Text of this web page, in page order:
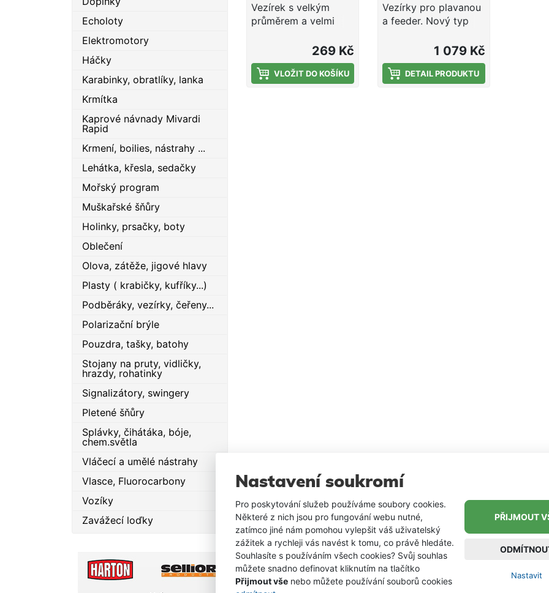
Nastavení soukromí
Pro poskytování služeb používáme soubory cookies.
Některé z nich jsou pro fungování webu nutné,
zatímco jiné nám pomohou vylepšit váš uživatelský
zážitek a rychleji vás navést k tomu, co právě hledáte.
Souhlasíte s používáním všech cookies? Svůj souhlas
můžete snadno definovat kliknutím na tlačítko
Přijmout vše nebo můžete používání souborů cookies
PŘIJMOUT
Nastavit
Echoloty
Elektromotory
Háčky
Karabinky, obratlíky, lanka
Krmítka
Kaprové návnady Mivardi
Rapid
Krmení, boilies, nástrahy ...
Lehátka, křesla, sedačky
Mořský program
Muškařské šňůry
Holinky, prsačky, boty
Oblečení
Olova, zátěže, jigové hlavy
Plasty ( krabičky, kufříky...)
Podběráky, vezírky, čeřeny...
Polarizační brýle
Pouzdra, tašky, batohy
Stojany na pruty, vidličky,
hrazdy, rohatinky
Signalizátory, swingery
Pletené šňůry
Splávky, čihátáka, bóje,
chem.světla
Vláčecí a umělé nástrahy
Vlasce, Fluorocarbony
Vozíky
Zavážecí loďky
Vezírek s velkým
průměrem a velmi
určen k přechovávání
velkých kaprů.
269 Kč
VLOŽIT DO KOŠÍKU
Vezírky pro plavanou
a feeder. Nový typ
je mimořádně šetrný
k rybám a zároveň je
velmi odolný vůči
1 079 Kč
DETAIL PRODUKTU